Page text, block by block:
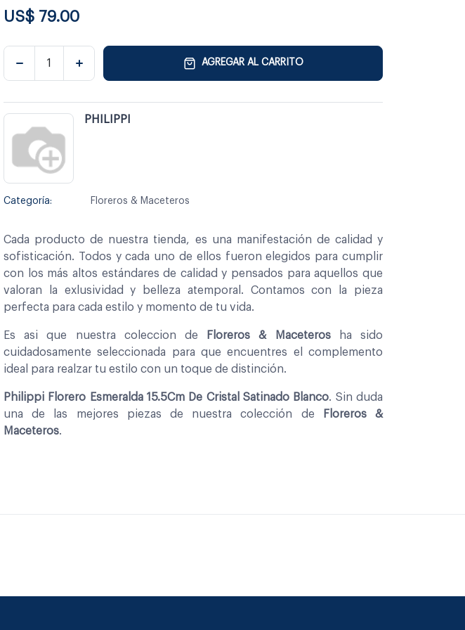
US$ 79.00
AGREGAR AL CARRITO
PHILIPPI
Categoría: Floreros & Maceteros
Cada producto de nuestra tienda, es una manifestación de calidad y
sofisticación. Todos y cada uno de ellos fueron elegidos para cumplir
con los más altos estándares de calidad y pensados para aquellos que
valoran la exlusividad y belleza atemporal. Contamos con la pieza
perfecta para cada estilo y momento de tu vida.
Es asi que nuestra coleccion de Floreros & Maceterosha sido
cuidadosamente seleccionada para que encuentres el complemento
ideal para realzar tu estilo con un toque de distinción.
Philippi Florero Esmeralda 15.5Cm De Cristal Satinado Blanco. Sin duda
una de las mejores piezas de nuestra colección de
Floreros &
Maceteros.